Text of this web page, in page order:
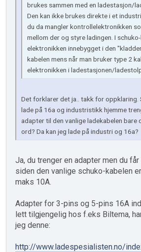
brukes sammen med en ladestasjon/
Den kan ikke brukes direkte i et
du da mangler kontrollelektronikken
mellom der og styre ladingen. I
elektronikken innebygget i den
kabelen mens når man bruker type 2
elektronikken i ladestasjonen/
Det forklarer det ja.. takk for oppklaring.
lade på 16a og industristikk hjemme
adapter til den vanlige ladekabelen bare
ord? Da kan jeg lade på industri og 16a?
Ja, du trenger en adapter men du
siden den vanlige schuko-kabelen
maks 10A.
Adapter for 3-pins og 5-pins 16A
lett tilgjengelig hos f.eks Biltema,
jeg denne:
http://www.ladespesialisten.no/